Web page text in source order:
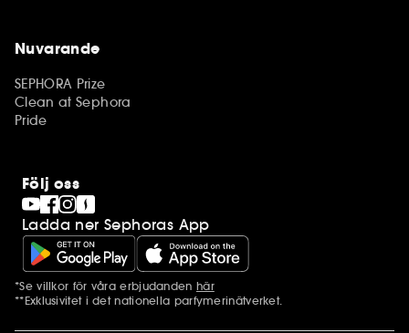
Nuvarande
SEPHORA Prize
Clean at Sephora
Pride
Följ oss
Ladda ner Sephoras App
Ytterligare information
*Se villkor för våra erbjudanden här
**Exklusivitet i det nationella parfymerinätverket.